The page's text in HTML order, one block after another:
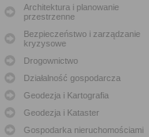
Architektura i planowanie
przestrzenne
Bezpieczeństwo i zarządzanie
kryzysowe
Drogownictwo
Działalność gospodarcza
Geodezja i Kartografia
Geodezja i Kataster
Gospodarka nieruchomościami